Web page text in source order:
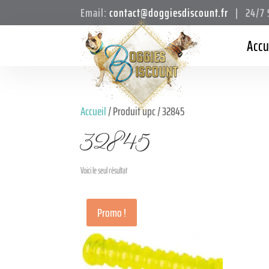
Email:contact@doggiesdiscount.fr | 24/7
Accueil/ Produit upc / 32845
32845
Voici le seul résultat
Promo !